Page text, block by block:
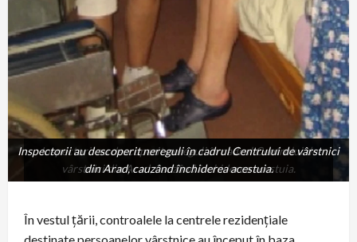
Inspectorii au descoperit nereguli în cadrul Centrului de
vârstnici din Arad, cauzând închiderea acestuia.
Inspectorii au descoperit nereguli în cadrul Centrului de vârstnici
din Arad, cauzând închiderea acestuia.
În vestul țării, controalele la centrele rezidențiale
destinate persoanelor vârstnice au început în baza